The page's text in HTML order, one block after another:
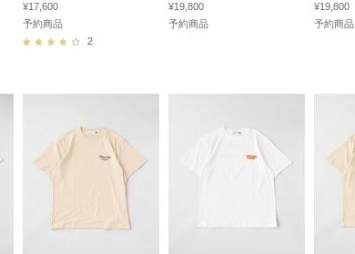
¥17,600
予約商品
2
¥19,800
予約商品
¥19,800
予約商品